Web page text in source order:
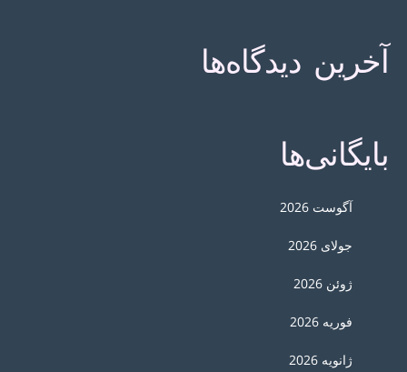
آخرین دیدگاه‌ها
بایگانی‌ها
آگوست 2026
جولای 2026
ژوئن 2026
فوریه 2026
ژانویه 2026